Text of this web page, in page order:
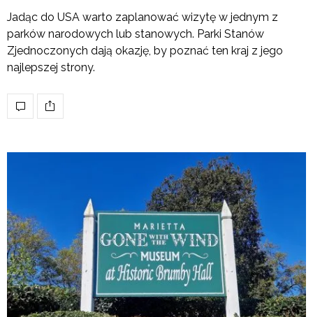
Jadąc do USA warto zaplanować wizytę w jednym z
parków narodowych lub stanowych. Parki Stanów
Zjednoczonych dają okazję, by poznać ten kraj z jego
najlepszej strony.